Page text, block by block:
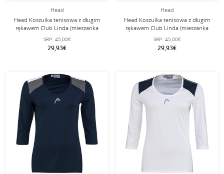
Head
Head Koszulka tenisowa z długim
rękawem Club Linda (mieszanka
bawełny) granatowa damska
SRP: 45,00€
29,93€
Head
Head Koszulka tenisowa z długim
rękawem Club Linda (mieszanka
bawełny) biała dla kobiet
SRP: 45,00€
29,93€